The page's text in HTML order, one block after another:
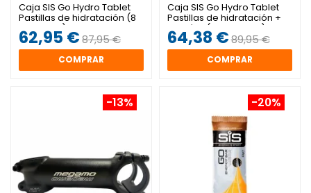
Caja SIS Go Hydro Tablet
Pastillas de hidratación (8
unidades)
62,95 €87,95 €
COMPRAR
Caja SIS Go Hydro Tablet
Pastillas de hidratación +
Cafeína (8 unidades)
64,38 €89,95 €
COMPRAR
-13% -20%